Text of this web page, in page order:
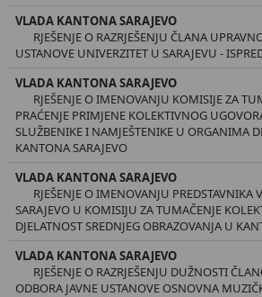
VLADA KANTONA SARAJEVO
RJEŠENJE O RAZRJEŠENJU ČLANA
USTANOVE UNIVERZITET U SARAJEVU -
VLADA KANTONA SARAJEVO
RJEŠENJE O IMENOVANJU KOMISIJE ZA
PRAĆENJE PRIMJENE KOLEKTIVNOG
SLUŽBENIKE I NAMJEŠTENIKE U ORGANIMA
KANTONA SARAJEVO
VLADA KANTONA SARAJEVO
RJEŠENJE O IMENOVANJU PREDSTAVNIKA
SARAJEVO U KOMISIJU ZA TUMAČENJE
DJELATNOST SREDNJEG OBRAZOVANJA U
VLADA KANTONA SARAJEVO
RJEŠENJE O RAZRJEŠENJU DUŽNOSTI
ODBORA JAVNE USTANOVE OSNOVNA